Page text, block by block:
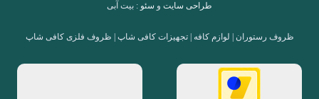
طراحی سایت و سئو : بیت آبی
ظروف رستوران | لوازم کافه | تجهیزات کافی شاپ | ظروف فلزی کافی شاپ